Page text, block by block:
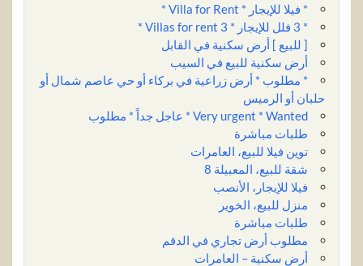
* فيلا للإيجار * Villa for Rent *
* 3 فلل للإيجار * 3 Villas for rent *
[ للبيع ] أرض سكنية في القابل
أرض سكنية للبيع في السيب
* مطلوب * أرض زراعية في بركاء أو حي عاصم شمال أو
حلبان أو الرميس
Very urgent * Wanted * عاجل جداً * مطلوب
طلبات مباشرة
توين فيلا للبيع، العامرات
شقة للبيع، المعبيلة 8
فيلا للإيجار، الأنصب
منزل للبيع، الخوير
طلبات مباشرة
مطلوب أرض تجاري في الدقم
أرض سكنية – العامرات